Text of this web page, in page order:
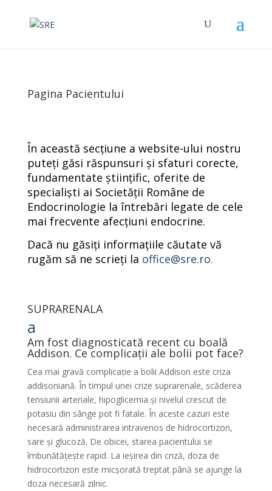
Pagina Pacientului
În această secțiune a website-ului nostru
puteți găsi răspunsuri și sfaturi corecte,
fundamentate științific, oferite de
specialiști ai Societății Române de
Endocrinologie la întrebări legate de cele
mai frecvente afecțiuni endocrine.
Dacă nu găsiți informațiile căutate vă
rugăm să ne scrieți la office@sre.ro.
SUPRARENALA
a
Am fost diagnosticată recent cu boală
Addison. Ce complicații ale bolii pot face?
Cea mai gravă complicație a bolii Addison este criza
addisoniană. În timpul unei crize suprarenale, scăderea
tensiunii arteriale, hipoglicemia și nivelul crescut de
potasiu din sânge pot fi fatale. În aceste cazuri este
necesară administrarea intravenos de hidrocortizon,
sare și glucoză. De obicei, starea pacientului se
îmbunătățește rapid. La ieșirea din criză, doza de
hidrocortizon este micșorată treptat până se ajunge la
doza necesară zilnic.